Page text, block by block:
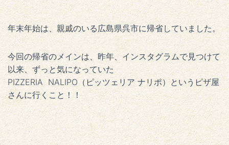
年末年始は、親戚のいる広島県呉市に帰省していました。
今回の帰省のメインは、昨年、インスタグラムで見つけて
以来、ずっと気になっていた
PIZZERIA NALIPO（ピッツェリア ナリポ）というピザ屋
さんに行くこと！！